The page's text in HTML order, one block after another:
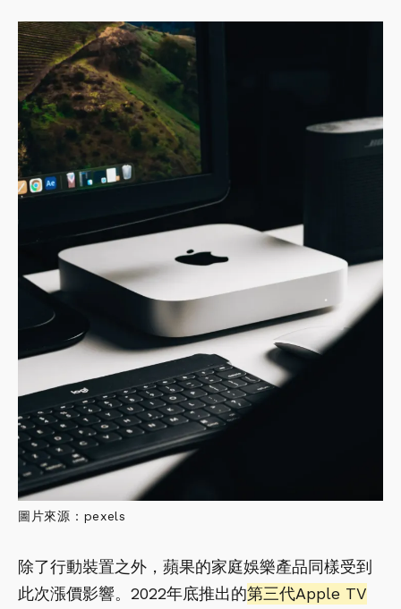
圖片來源：pexels
除了行動裝置之外，蘋果的家庭娛樂產品同樣受到
此次漲價影響。2022年底推出的第三代Apple TV